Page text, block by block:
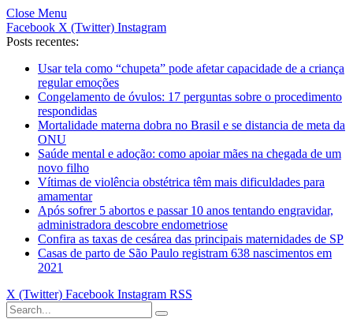
Close Menu
Facebook X (Twitter) Instagram
Posts recentes:
Usar tela como “chupeta” pode afetar capacidade de a criança
regular emoções
Congelamento de óvulos: 17 perguntas sobre o procedimento
respondidas
Mortalidade materna dobra no Brasil e se distancia de meta da
ONU
Saúde mental e adoção: como apoiar mães na chegada de um
novo filho
Vítimas de violência obstétrica têm mais dificuldades para
amamentar
Após sofrer 5 abortos e passar 10 anos tentando engravidar,
administradora descobre endometriose
Confira as taxas de cesárea das principais maternidades de SP
Casas de parto de São Paulo registram 638 nascimentos em
2021
X (Twitter) Facebook Instagram RSS